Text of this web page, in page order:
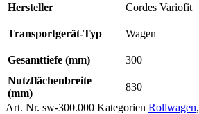
Hersteller Cordes Variofit
Transportgerät-Typ Wagen
Gesamttiefe (mm)
300
Nutzflächenbreite
(mm)
830
Art. Nr. sw-300.000 Kategorien Rollwagen,